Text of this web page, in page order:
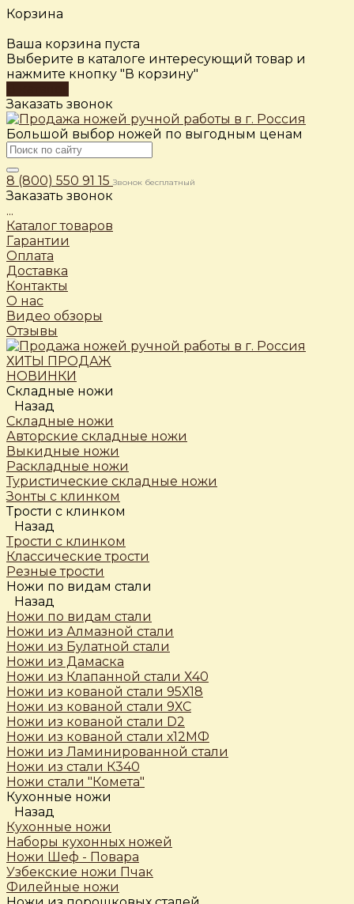
Корзина
Ваша корзина пуста
Выберите в каталоге интересующий товар и
нажмите кнопку "В корзину"
Заказать звонок
Большой выбор ножей по выгодным ценам
8 (800) 550 91 15 Звонок бесплатный
Заказать звонок
...
Каталог товаров
Гарантии
Оплата
Доставка
Контакты
О нас
Видео обзоры
Отзывы
ХИТЫ ПРОДАЖ
НОВИНКИ
Складные ножи
Назад
Складные ножи
Авторские складные ножи
Выкидные ножи
Раскладные ножи
Туристические складные ножи
Зонты с клинком
Трости c клинком
Назад
Трости c клинком
Классические трости
Резные трости
Ножи по видам стали
Назад
Ножи по видам стали
Ножи из Алмазной стали
Ножи из Булатной стали
Ножи из Дамаска
Ножи из Клапанной стали Х40
Ножи из кованой стали 95Х18
Ножи из кованой стали 9ХС
Ножи из кованой стали D2
Ножи из кованой стали х12МФ
Ножи из Ламинированной стали
Ножи из стали К340
Ножи стали "Комета"
Кухонные ножи
Назад
Кухонные ножи
Наборы кухонных ножей
Ножи Шеф - Повара
Узбекские ножи Пчак
Филейные ножи